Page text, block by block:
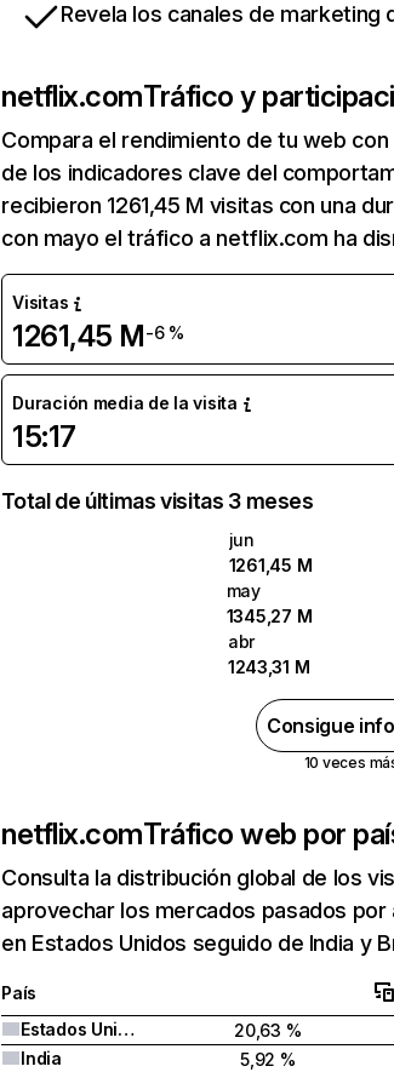
Revela los canales de
netflix.comTráfico y
Compara el rendimiento de tu web
de los indicadores clave del
recibieron 1261,45 M visitas con una
con mayo el tráfico a netflix.com ha
Visitas
1261,45 M-6 %
Duración media de la visita
15:17
Total de últimas visitas 3 meses
jun
1261,45 M
may
1345,27 M
abr
1243,31 M
Consigue
10 veces
netflix.comTráfico web por
Consulta la distribución global de los
aprovechar los mercados pasados
en Estados Unidos seguido de India y
País
Estados Unidos
20,63 %
India
5,92 %